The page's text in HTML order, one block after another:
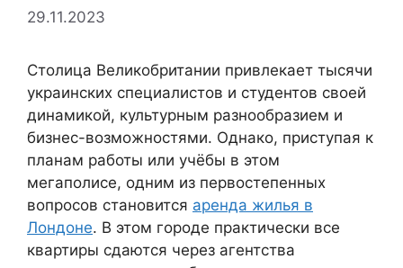
29.11.2023
Столица Великобритании привлекает тысячи
украинских специалистов и студентов своей
динамикой, культурным разнообразием и
бизнес-возможностями. Однако, приступая к
планам работы или учёбы в этом
мегаполисе, одним из первостепенных
вопросов становится аренда жилья в
Лондоне. В этом городе практически все
квартиры сдаются через агентства